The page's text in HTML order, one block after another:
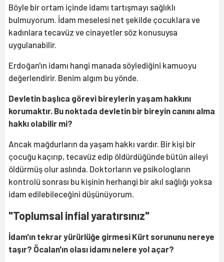
Böyle bir ortam içinde idamı tartışmayı sağlıklı
bulmuyorum. İdam meselesi net şekilde çocuklara ve
kadınlara tecavüz ve cinayetler söz konusuysa
uygulanabilir.
Erdoğan'ın idamı hangi manada söylediğini kamuoyu
değerlendirir. Benim algım bu yönde.
Devletin başlıca görevi bireylerin yaşam hakkını
korumaktır. Bu noktada devletin bir bireyin canını alma
hakkı olabilir mi?
Ancak mağdurların da yaşam hakkı vardır. Bir kişi bir
çocuğu kaçırıp, tecavüz edip öldürdüğünde bütün aileyi
öldürmüş olur aslında. Doktorların ve psikologların
kontrolü sonrası bu kişinin herhangi bir akıl sağlığı yoksa
idam edilebileceğini düşünüyorum.
"Toplumsal infial yaratırsınız"
İdam'ın tekrar yürürlüğe girmesi Kürt sorununu nereye
taşır? Öcalan'ın olası idamı nelere yol açar?